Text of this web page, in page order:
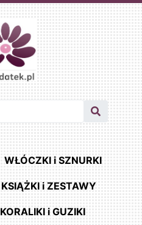
WŁÓCZKI i SZNURKI
KSIĄŻKI i ZESTAWY
KORALIKI i GUZIKI